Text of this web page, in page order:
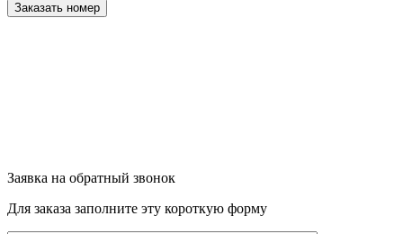
Заказать номер
Заявка на обратный звонок
Для заказа заполните эту короткую форму